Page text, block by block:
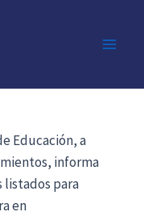
Educación, a
informa
listados para
en